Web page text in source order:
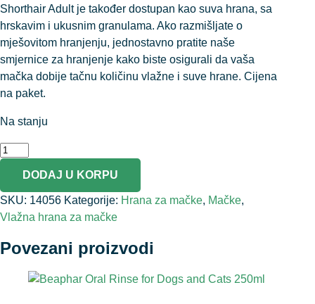
Shorthair Adult je također dostupan kao suva hrana, sa
hrskavim i ukusnim granulama. Ako razmišljate o
mješovitom hranjenju, jednostavno pratite naše
smjernice za hranjenje kako biste osigurali da vaša
mačka dobije tačnu količinu vlažne i suve hrane. Cijena
na paket.
Na stanju
DODAJ U KORPU
SKU: 14056 Kategorije: Hrana za mačke, Mačke,
Vlažna hrana za mačke
Povezani proizvodi